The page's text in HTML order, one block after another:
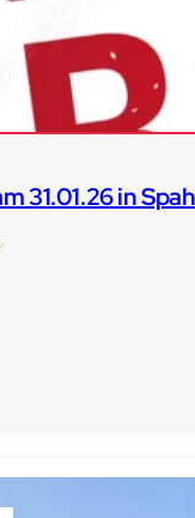
31.01.26 in